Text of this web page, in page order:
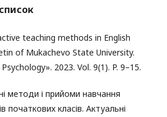
teaching methods in English
of Mukachevo State University.
2023. Vol. 9(1). P. 9–15.
методи і прийоми навчання
початкових класів. Актуальні